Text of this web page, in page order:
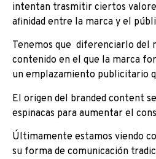
intentan trasmitir ciertos
afinidad entre la marca y el
Tenemos que diferenciarlo del
contenido en el que la marca
un emplazamiento publicitario
El origen del branded content
espinacas para aumentar el
Últimamente estamos viendo
su forma de comunicación